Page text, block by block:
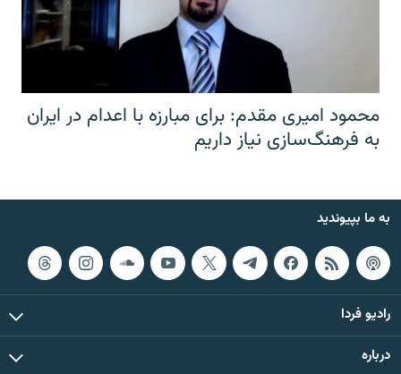
محمود امیری مقدم: برای مبارزه با اعدام در ایران
به فرهنگ‌سازی نیاز داریم
به ما بپیوندید
رادیو فردا
درباره